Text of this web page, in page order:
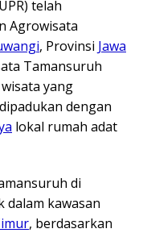
telah
Agrowisata
, Provinsi Jawa
Tamansuruh
yang
dipadukan dengan
lokal rumah adat
di
dalam kawasan
, berdasarkan